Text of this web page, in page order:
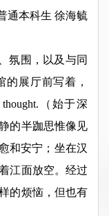
通本科生 徐海毓
氛围，以及与同
展厅前写着，
thought.（始于深
的半跏思惟像见
和安宁；坐在汉
江面放空。经过
的烦恼，但也有